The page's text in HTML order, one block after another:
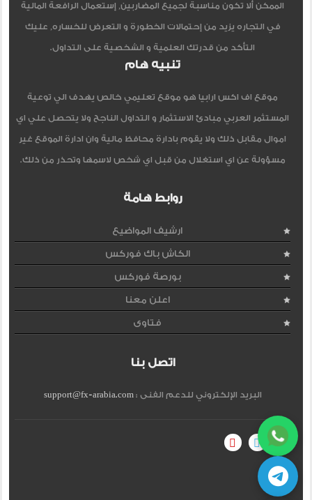
الممكن ألا تكون مناسبة لجميع المضاربين, إستعمال الرافعة المالية
في التجاره يزيد من إحتمالات الخطورة و التعرض للخساره, عليك
التأكد من قدرتك العلمية و الشخصية على التداول.
تنبيه هام
موقع اف اكس ارابيا هو موقع تعليمي خالص يهدف الي توعية
المستثمر العربي مبادئ الاستثمار و التداول الناجح ولا يتحصل علي اي
اموال مقابل ذلك ولا يقوم بادارة محافظ مالية وان ادارة الموقع غير
مسؤولة عن اي استغلال من قبل اي شخص لاسمها وتحذر من ذلك.
روابط هامة
ارشيف المواضيع
الكاش باك فوركس
بورصة فوركس
اعلن معنا
فتاوى
اتصل بنا
البريد الإلكتروني للدعم الفنى :support@fx-arabia.com